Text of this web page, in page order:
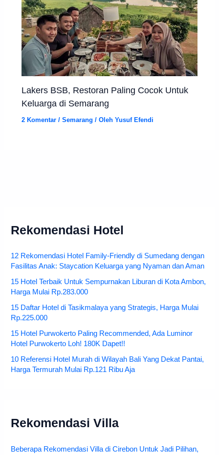
Lakers BSB, Restoran Paling Cocok Untuk
Keluarga di Semarang
2 Komentar /Semarang / OlehYusuf Efendi
Rekomendasi Hotel
12 Rekomendasi Hotel Family-Friendly di Sumedang dengan
Fasilitas Anak: Staycation Keluarga yang Nyaman dan Aman
15 Hotel Terbaik Untuk Sempurnakan Liburan di Kota Ambon,
Harga Mulai Rp.283.000
15 Daftar Hotel di Tasikmalaya yang Strategis, Harga Mulai
Rp.225.000
15 Hotel Purwokerto Paling Recommended, Ada Luminor
Hotel Purwokerto Loh! 180K Dapet!!
10 Referensi Hotel Murah di Wilayah Bali Yang Dekat Pantai,
Harga Termurah Mulai Rp.121 Ribu Aja
Rekomendasi Villa
Beberapa Rekomendasi Villa di Cirebon Untuk Jadi Pilihan,